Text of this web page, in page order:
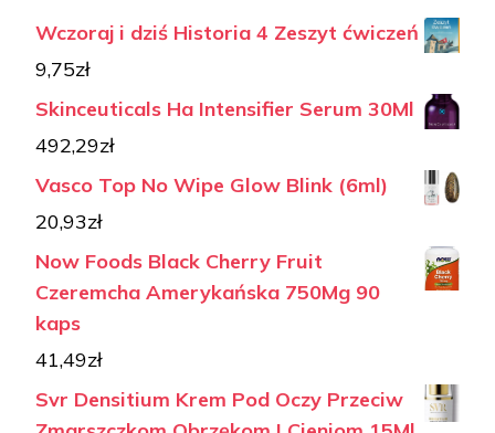
Wczoraj i dziś Historia 4 Zeszyt ćwiczeń
9,75zł
Skinceuticals Ha Intensifier Serum 30Ml
492,29zł
Vasco Top No Wipe Glow Blink (6ml)
20,93zł
Now Foods Black Cherry Fruit
Czeremcha Amerykańska 750Mg 90
kaps
41,49zł
Svr Densitium Krem Pod Oczy Przeciw